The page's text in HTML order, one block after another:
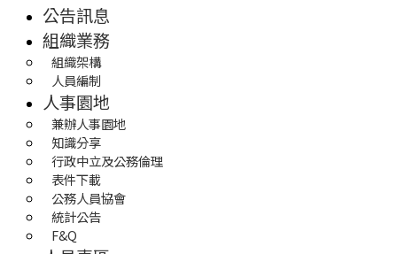
公告訊息
組織業務
組織架構
人員編制
人事園地
兼辦人事園地
知識分享
行政中立及公務倫理
表件下載
公務人員協會
統計公告
F&Q